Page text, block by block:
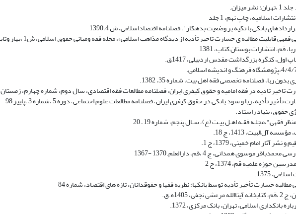
بانکی با تکیه بر وضعیت بدهکار"، فصلنامه اقتصاداسلامی، ش 1390،4
مطالبه ی خسارت تاخیر تأدیه از دیدگاه مذاهب اسلامی»، مجله فقه ومبانی حقوق اسلامی، ش1 ،بهار وتابستان 1391
انتشارات بوستان کتاب، 1381
اول، کنگره بزرگداشت مقدس اردبیلى، 1417ق.
ربا، فصلنامه تخصصی فقه اهل بیت، شماره 35، 1382.
تادیه در فقه امامیه و حقوق کیفری ایران، فصلنامه مطالعات فقه اقتصادی، سال دوم، شماره چهارم، زمستان 99
ربا و سود بانکی در حقوق کیفری ایران، فصلنامه مطالعات علوم اجتماعی، دوره 5 ،شماره 3 ،پاییز 98
فقـه اهـل بیـت (ع)، سـال پنجم، شماره 19 ـ 20
1413، ج 18.
امام خمینی، 1379، ج 1.
همدانی، ج 4 ،قم، دارالعلم.1370 -1367
حوزه علمیه قم، 1374، ج 2
اسلامی، تهران، بانک مرکزی، 1372.